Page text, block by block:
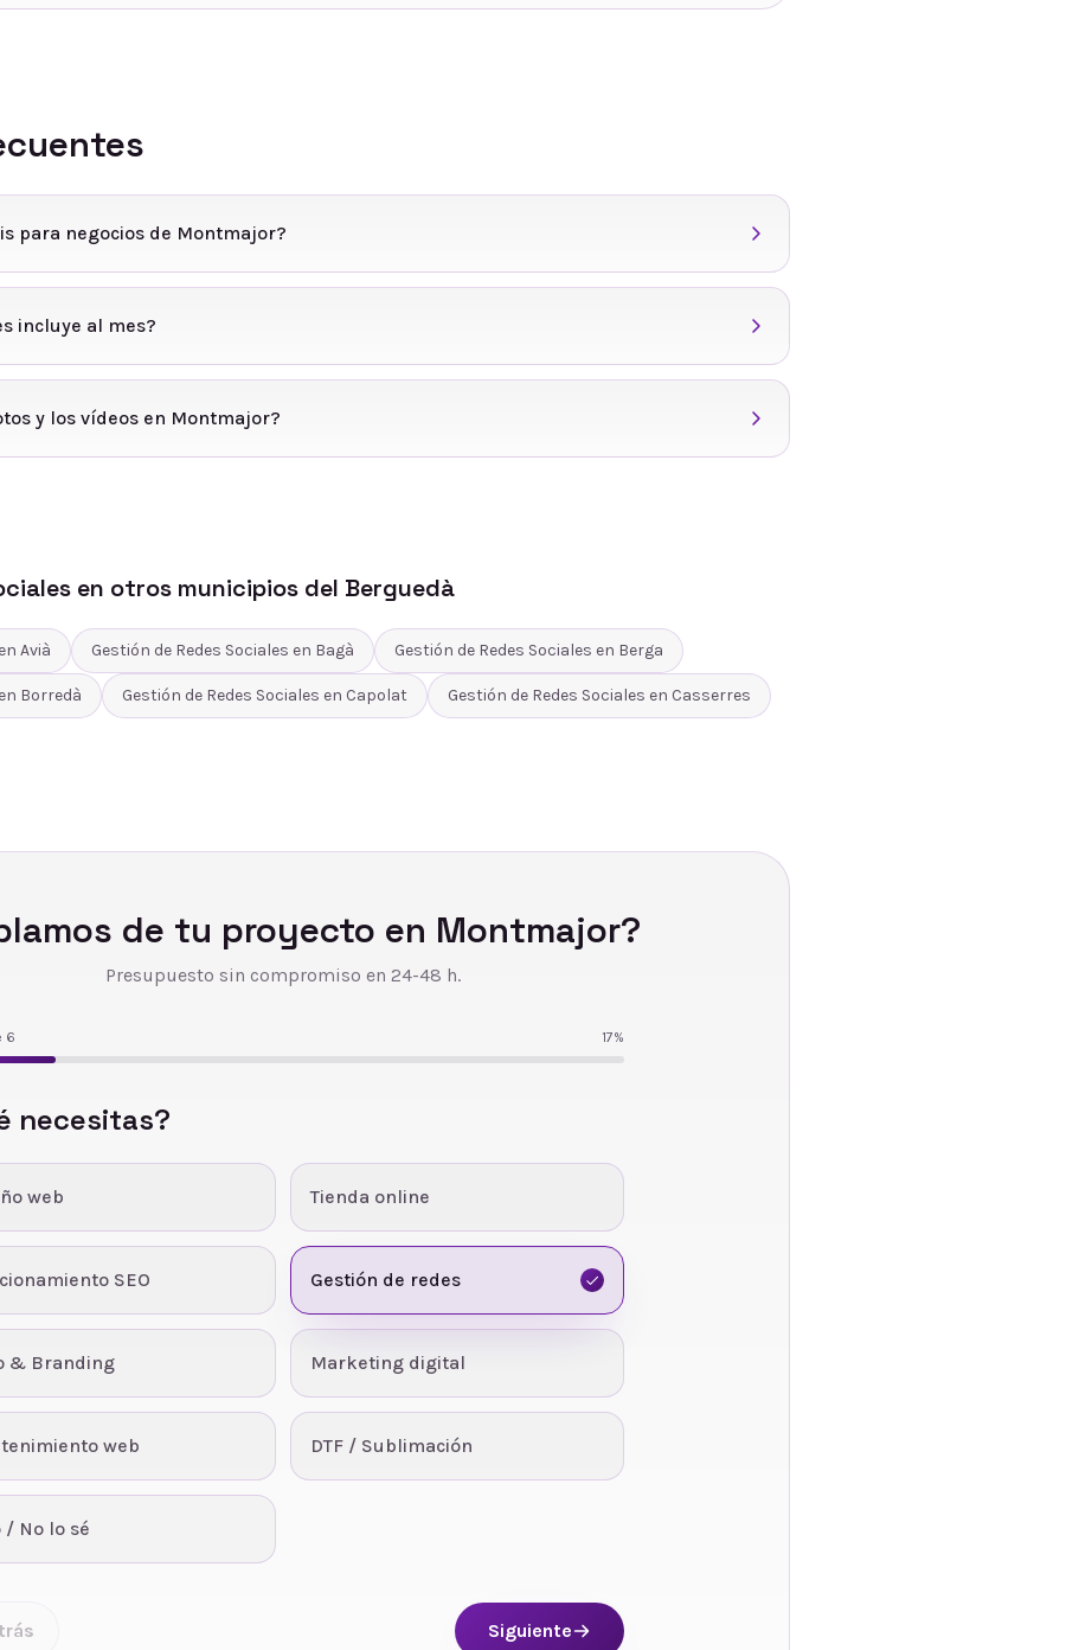
para negocios de Montmajor?
incluye al mes?
y los vídeos en Montmajor?
en otros municipios del Berguedà
en Avià Gestión de Redes Sociales en Bagà Gestión de Redes Sociales en Berga
en Borredà Gestión de Redes Sociales en Capolat Gestión de Redes Sociales en Casserres
de tu proyecto en Montmajor?
Presupuesto sin compromiso en 24-48 h.
6 17%
necesitas?
web Tienda online
SEO Gestión de redes
& Branding Marketing digital
web DTF / Sublimación
/ No lo sé
Siguiente